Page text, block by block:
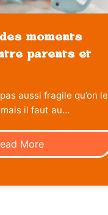
moments
parents et
aussi fragile qu’on le
il faut au…
More